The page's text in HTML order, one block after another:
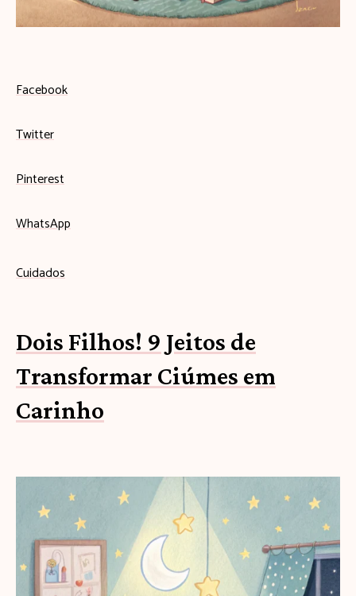
Facebook
Twitter
Pinterest
WhatsApp
Cuidados
Dois Filhos! 9 Jeitos de
Transformar Ciúmes em
Carinho